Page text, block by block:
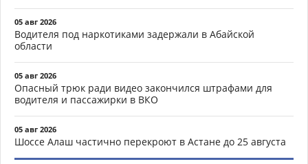
05 авг 2026
Водителя под наркотиками задержали в Абайской
области
05 авг 2026
Опасный трюк ради видео закончился штрафами для
водителя и пассажирки в ВКО
05 авг 2026
Шоссе Алаш частично перекроют в Астане до 25 августа